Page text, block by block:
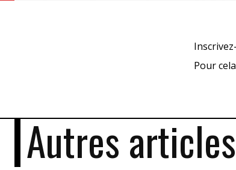
Pour
Autres articles